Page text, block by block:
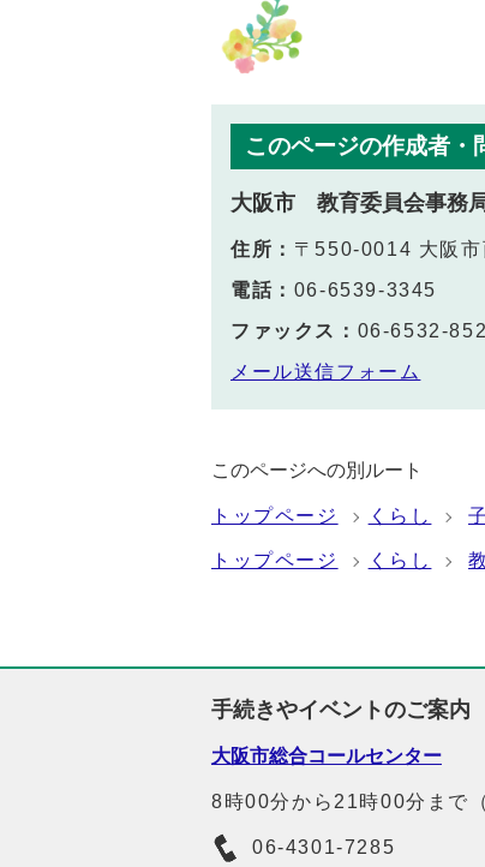
このページの作成者・
大阪市 教育委員会事務
住所： 〒550-0014 大阪市
電話： 06-6539-3345
ファックス： 06-6532-
メール送信フォーム
このページへの別ルート
トップページ くらし
トップページ くらし
手続きやイベントのご案内
大阪市総合コールセンター
8時00分から21時00分まで
06-4301-7285